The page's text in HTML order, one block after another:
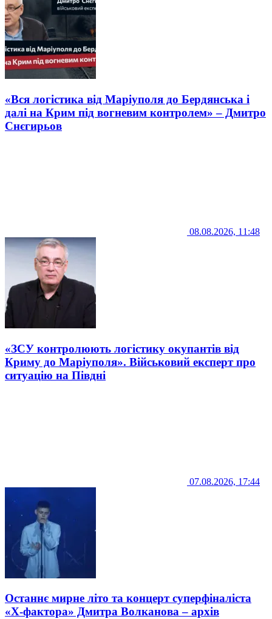
«Вся логістика від Маріуполя до Бердянська і
далі на Крим під вогневим контролем» – Дмитро
Снєгирьов
08.08.2026, 11:48
«ЗСУ контролюють логістику окупантів від
Криму до Маріуполя». Військовий експерт про
ситуацію на Півдні
07.08.2026, 17:44
Останнє мирне літо та концерт суперфіналіста
«Х-фактора» Дмитра Волканова – архів